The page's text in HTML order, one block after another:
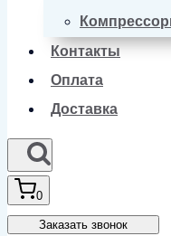
Контакты
Оплата
Доставка
0
Заказать звонок